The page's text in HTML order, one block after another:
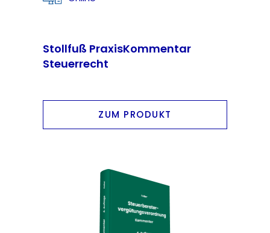
Stollfuß PraxisKommentar
Steuerrecht
ZUM PRODUKT